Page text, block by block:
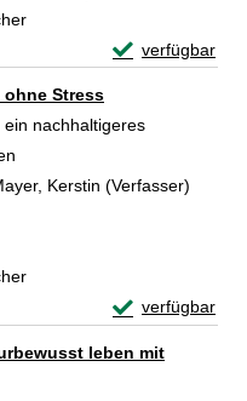
verfügbar
Exemplar-
ohne Stress
nachhaltigeres
Kerstin (Verfasser)
verfügbar
Exemplar-
leben mit